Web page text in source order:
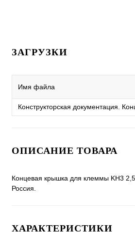
ЗАГРУЗКИ
Имя файла
Конструкторская документация.
ОПИСАНИЕ ТОВАРА
Концевая крышка для клеммы KH3
Россия.
ХАРАКТЕРИСТИКИ